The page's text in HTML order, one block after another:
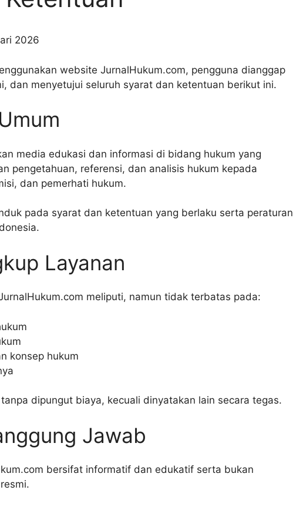
2026
website JurnalHukum.com, pengguna dianggap
dan menyetujui seluruh syarat dan ketentuan berikut ini.
media edukasi dan informasi di bidang hukum yang
pengetahuan, referensi, dan analisis hukum kepada
dan pemerhati hukum.
pada syarat dan ketentuan yang berlaku serta peraturan
Layanan
meliputi, namun tidak terbatas pada:
konsep hukum
dipungut biaya, kecuali dinyatakan lain secara tegas.
Jawab
bersifat informatif dan edukatif serta bukan